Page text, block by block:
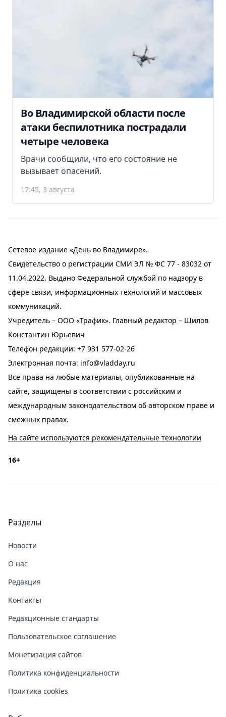
Во Владимирской области после
атаки беспилотника пострадали
четыре человека
Врачи сообщили, что его состояние не
вызывает опасений.
17:45, 3 августа
Сетевое издание «День во Владимире».
Свидетельство о регистрации СМИ ЭЛ № ФС 77 - 83032 от
11.04.2022. Выдано Федеральной службой по надзору в
сфере связи, информационных технологий и массовых
коммуникаций.
Учредитель – ООО «Трафик». Главный редактор – Шилов
Константин Юрьевич
Телефон редакции: +7 931 577-02-26
Электронная почта: info@vladday.ru
Все права на любые материалы, опубликованные на
сайте, защищены в соответствии с российским и
международным законодательством об авторском праве и
смежных правах.
На сайте используются рекомендательные технологии
16+
Разделы
Новости
О нас
Редакция
Контакты
Редакционные стандарты
Пользовательское соглашение
Монетизация сайтов
Политика конфиденциальности
Политика cookies